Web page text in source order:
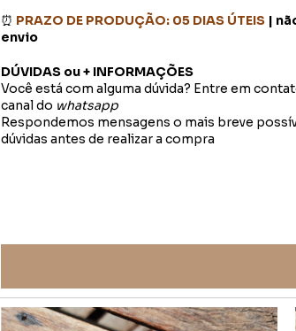
⏰ PRAZO DE PRODUÇÃO: 05 DIAS ÚTEIS |
envio
DÚVIDAS ou + INFORMAÇÕES
Você está com alguma dúvida? Entre em
canal do whatsapp
Respondemos mensagens o mais breve
dúvidas antes de realizar a compra